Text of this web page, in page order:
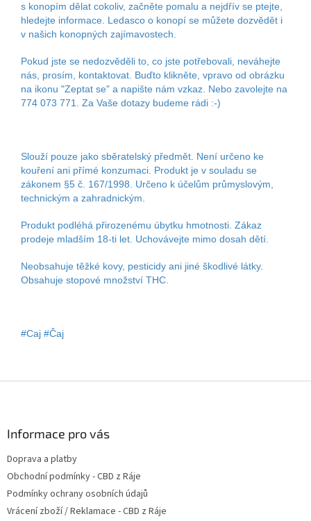
s konopím dělat cokoliv, začněte pomalu a nejdřív se ptejte,
hledejte informace. Ledasco o konopí se můžete dozvědět i
v našich konopných zajímavostech.
Pokud jste se nedozvěděli to, co jste potřebovali, neváhejte
nás, prosím, kontaktovat. Buďto klikněte, vpravo od obrázku
na ikonu "Zeptat se" a napište nám vzkaz. Nebo zavolejte na
774 073 771. Za Vaše dotazy budeme rádi :-)
Slouží pouze jako sběratelský předmět. Není určeno ke
kouření ani přímé konzumaci. Produkt je v souladu se
zákonem §5 č. 167/1998. Určeno k účelům průmyslovým,
technickým a zahradnickým.
Produkt podléhá přirozenému úbytku hmotnosti. Zákaz
prodeje mladším 18-ti let. Uchovávejte mimo dosah dětí.
Neobsahuje těžké kovy, pesticidy ani jiné škodlivé látky.
Obsahuje stopové množství THC.
#Caj #Čaj
Informace pro vás
Doprava a platby
Obchodní podmínky - CBD z Ráje
Podmínky ochrany osobních údajů
Vrácení zboží / Reklamace - CBD z Ráje